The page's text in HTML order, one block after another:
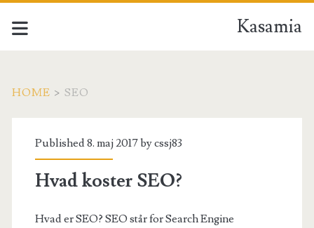
Kasamia
HOME > SEO
Tag:
<span>seo</span>
Published 8. maj 2017 bycssj83
Hvad koster SEO?
Hvad er SEO? SEO står for Search Engine